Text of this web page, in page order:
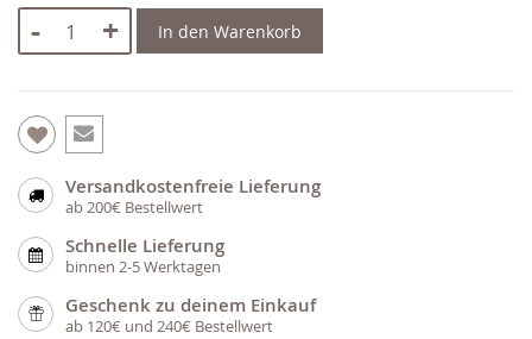
- + In den Warenkorb
Versandkostenfreie Lieferung
ab 200€ Bestellwert
Schnelle Lieferung
binnen 2-5 Werktagen
Geschenk zu deinem Einkauf
ab 120€ und 240€ Bestellwert